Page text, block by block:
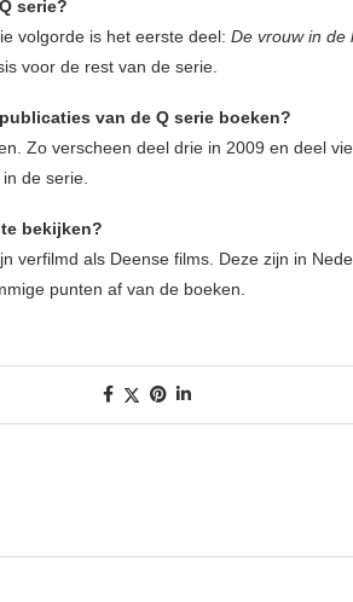
serie?
volgorde is het eerste deel: De vrouw in de
voor de rest van de serie.
van de Q serie boeken?
Zo verscheen deel drie in 2009 en deel
de serie.
bekijken?
verfilmd als Deense films. Deze zijn in
punten af van de boeken.